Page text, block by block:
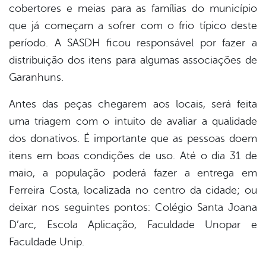
cobertores e meias para as famílias do município
que já começam a sofrer com o frio típico deste
período. A SASDH ficou responsável por fazer a
distribuição dos itens para algumas associações de
Garanhuns.
Antes das peças chegarem aos locais, será feita
uma triagem com o intuito de avaliar a qualidade
dos donativos. É importante que as pessoas doem
itens em boas condições de uso. Até o dia 31 de
maio, a população poderá fazer a entrega em
Ferreira Costa, localizada no centro da cidade; ou
deixar nos seguintes pontos: Colégio Santa Joana
D’arc, Escola Aplicação, Faculdade Unopar e
Faculdade Unip.